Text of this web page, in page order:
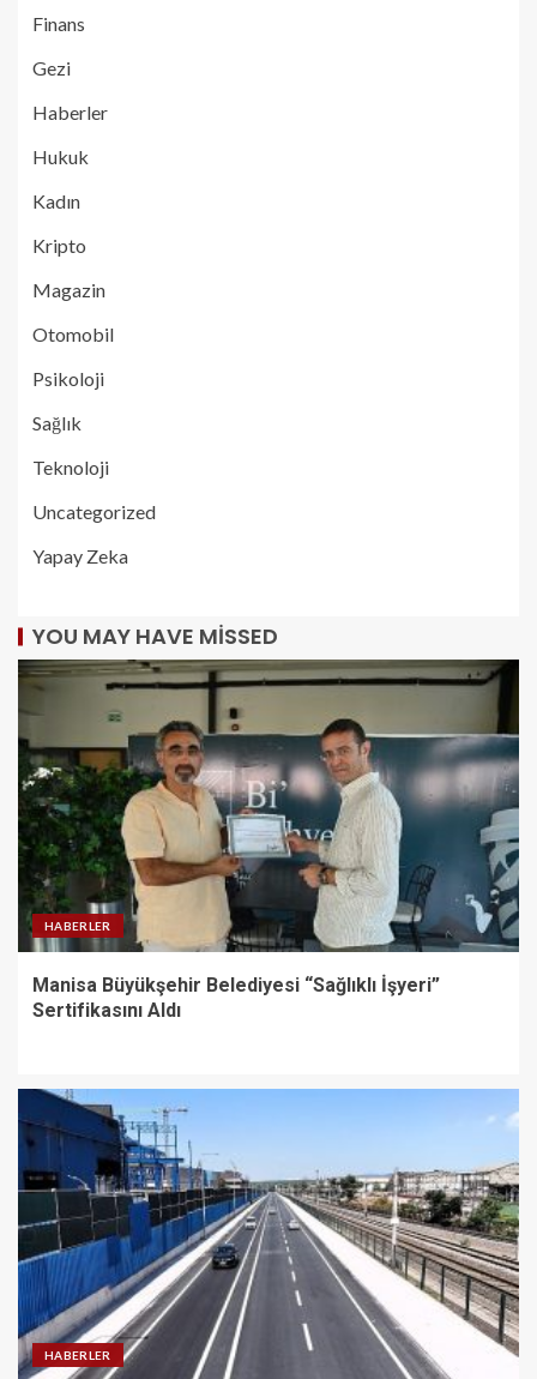
Finans
Gezi
Haberler
Hukuk
Kadın
Kripto
Magazin
Otomobil
Psikoloji
Sağlık
Teknoloji
Uncategorized
Yapay Zeka
YOU MAY HAVE MISSED
HABERLER
Manisa Büyükşehir Belediyesi “Sağlıklı İşyeri”
Sertifikasını Aldı
HABERLER